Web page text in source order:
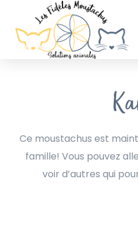
Ce moustachus est
famille! Vous pouvez
voir d’autres qui